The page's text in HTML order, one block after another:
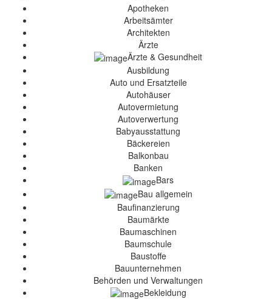
Apotheken
Arbeitsämter
Architekten
Ärzte
Ärzte & Gesundheit
Ausbildung
Auto und Ersatzteile
Autohäuser
Autovermietung
Autoverwertung
Babyausstattung
Bäckereien
Balkonbau
Banken
Bars
Bau allgemein
Baufinanzierung
Baumärkte
Baumaschinen
Baumschule
Baustoffe
Bauunternehmen
Behörden und Verwaltungen
Bekleidung